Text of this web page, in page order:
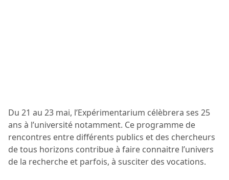
Du 21 au 23 mai, l’Expérimentarium célèbrera ses 25
ans à l’université notamment. Ce programme de
rencontres entre différents publics et des chercheurs
de tous horizons contribue à faire connaitre l’univers
de la recherche et parfois, à susciter des vocations.